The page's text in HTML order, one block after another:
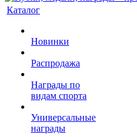
Каталог
Новинки
Распродажа
Награды по
видам спорта
Универсальные
награды